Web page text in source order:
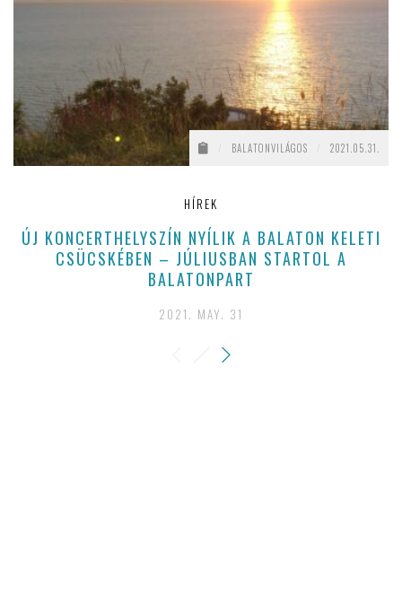
BALATONVILÁGOS 2021.05.31.
HÍREK
ÚJ KONCERTHELYSZÍN NYÍLIK A BALATON KELETI
CSÜCSKÉBEN – JÚLIUSBAN STARTOL A
BALATONPART
2021. MAY. 31